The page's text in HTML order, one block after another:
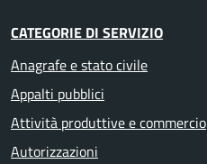
CATEGORIE DI SERVIZIO
Anagrafe e stato civile
Appalti pubblici
Attività produttive e commercio
Autorizzazioni